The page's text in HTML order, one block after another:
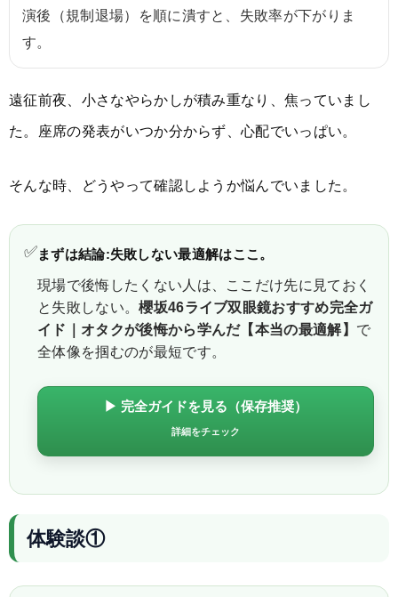
演後（規制退場）を順に潰すと、失敗率が下がりま
す。
遠征前夜、小さなやらかしが積み重なり、焦っていまし
た。座席の発表がいつか分からず、心配でいっぱい。
そんな時、どうやって確認しようか悩んでいました。
✅ まずは結論:失敗しない最適解はここ。
現場で後悔したくない人は、ここだけ先に見ておく
と失敗しない。櫻坂46ライブ双眼鏡おすすめ完全ガ
イド｜オタクが後悔から学んだ【本当の最適解】 で
全体像を掴むのが最短です。
▶ 完全ガイドを見る（保存推奨）
詳細をチェック
体験談①